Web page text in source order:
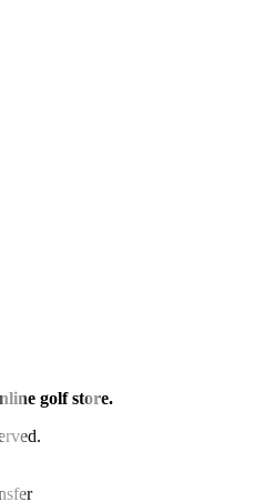
golf store.